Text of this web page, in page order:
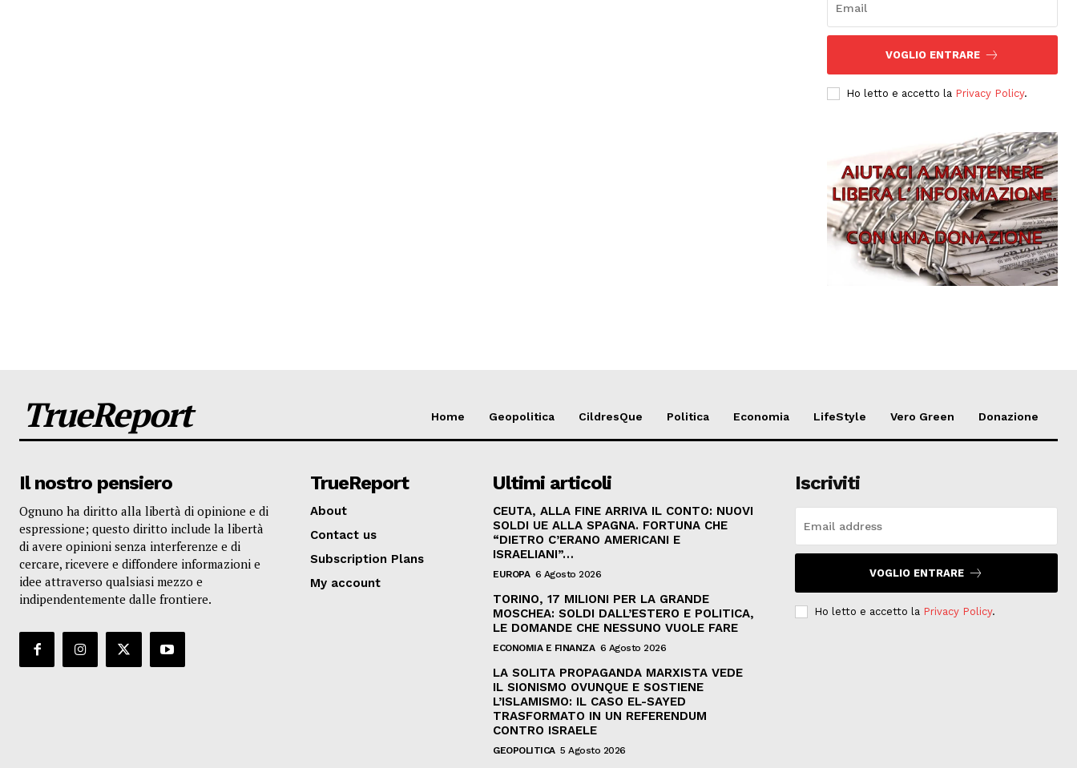
VOGLIO ENTRARE
Ho letto e accetto la Privacy Policy.
TrueReport Home Geopolitica CildresQue Politica Economia LifeStyle Vero Green Donazione
Il nostro pensiero
Ognuno ha diritto alla libertà di opinione e di
espressione; questo diritto include la libertà
di avere opinioni senza interferenze e di
cercare, ricevere e diffondere informazioni e
idee attraverso qualsiasi mezzo e
indipendentemente dalle frontiere.
TrueReport
About
Contact us
Subscription Plans
My account
Ultimi articoli
CEUTA, ALLA FINE ARRIVA IL CONTO: NUOVI
SOLDI UE ALLA SPAGNA. FORTUNA CHE
“DIETRO C’ERANO AMERICANI E
ISRAELIANI”…
EUROPA 6 Agosto 2026
TORINO, 17 MILIONI PER LA GRANDE
MOSCHEA: SOLDI DALL’ESTERO E POLITICA,
LE DOMANDE CHE NESSUNO VUOLE FARE
ECONOMIA E FINANZA 6 Agosto 2026
LA SOLITA PROPAGANDA MARXISTA VEDE
IL SIONISMO OVUNQUE E SOSTIENE
L’ISLAMISMO: IL CASO EL-SAYED
TRASFORMATO IN UN REFERENDUM
CONTRO ISRAELE
GEOPOLITICA 5 Agosto 2026
Iscriviti
VOGLIO ENTRARE
Ho letto e accetto la Privacy Policy.